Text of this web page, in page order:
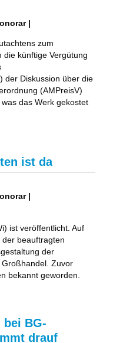
|
zum
die künftige Vergütung
der Diskussion über die
(AMPreisV)
das Werk gekostet
ist da
|
ist veröffentlicht. Auf
beauftragten
der
Zuvor
bekannt geworden.
bei BG-
drauf